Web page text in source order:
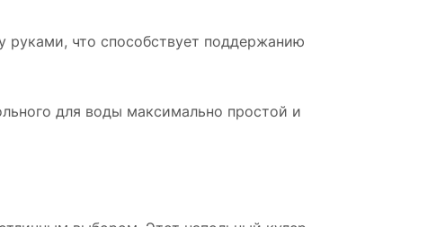
что способствует поддержанию
для воды максимально простой и